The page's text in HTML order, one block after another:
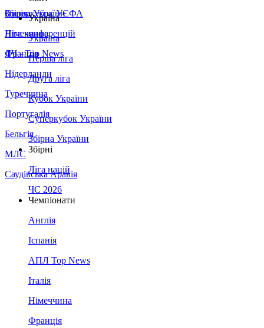
Збірна України
Італія
Німеччина
Франція
Нідерланди
Туреччина
Португалія
Бельгія
МЛС
Саудівська Аравія
Суперкубок УЄФА
Ліга конференцій
ЛЧ - Top News
Україна
Україна
Перша ліга
Друга ліга
Кубок України
Суперкубок України
Збірна України
Збірні
Ліга націй
ЧС 2026
Чемпіонати
Англія
Іспанія
АПЛ Top News
Італія
Німеччина
Франція